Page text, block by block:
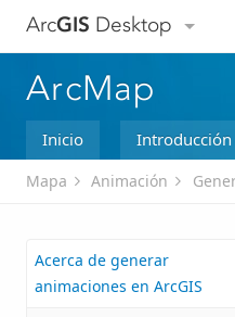
ArcGIS Desktop
ArcMap
Inicio Introducción
Mapa Animación
Acerca de generar
animaciones en ArcGIS